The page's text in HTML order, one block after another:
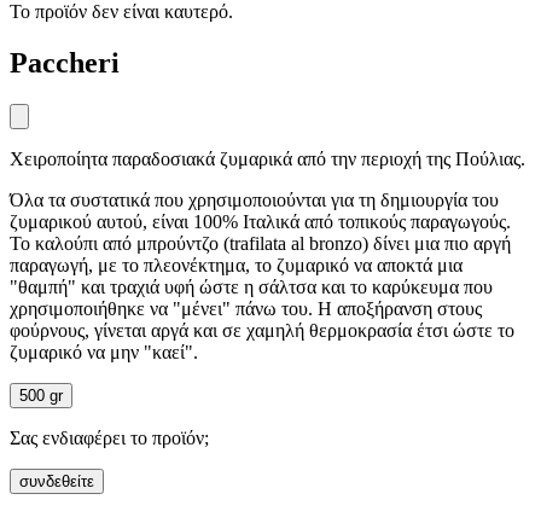
Το προϊόν δεν είναι καυτερό.
Paccheri
Χειροποίητα παραδοσιακά ζυμαρικά από την περιοχή της Πούλιας.
Όλα τα συστατικά που χρησιμοποιούνται για τη δημιουργία του
ζυμαρικού αυτού, είναι 100% Ιταλικά από τοπικούς παραγωγούς.
Το καλούπι από μπρούντζο (trafilata al bronzo) δίνει μια πιο αργή
παραγωγή, με το πλεονέκτημα, το ζυμαρικό να αποκτά μια
"θαμπή" και τραχιά υφή ώστε η σάλτσα και το καρύκευμα που
χρησιμοποιήθηκε να "μένει" πάνω του. Η αποξήρανση στους
φούρνους, γίνεται αργά και σε χαμηλή θερμοκρασία έτσι ώστε το
ζυμαρικό να μην "καεί".
500 gr
Σας ενδιαφέρει το προϊόν;
συνδεθείτε